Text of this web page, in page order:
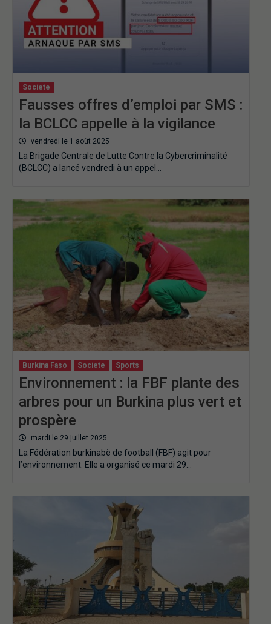
Societe
Fausses offres d’emploi par SMS :
la BCLCC appelle à la vigilance
vendredi le 1 août 2025
La Brigade Centrale de Lutte Contre la Cybercriminalité
(BCLCC) a lancé vendredi à un appel…
Burkina Faso Societe Sports
Environnement : la FBF plante des
arbres pour un Burkina plus vert et
prospère
mardi le 29 juillet 2025
La Fédération burkinabè de football (FBF) agit pour
l’environnement. Elle a organisé ce mardi 29…